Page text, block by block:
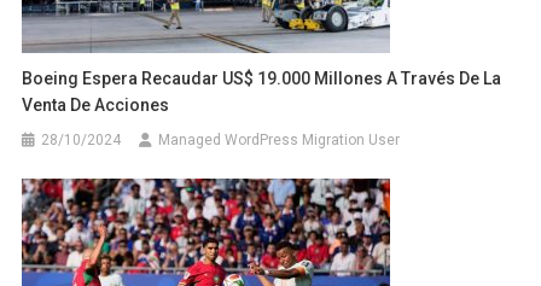
Boeing Espera Recaudar US$ 19.000 Millones A Través De La
Venta De Acciones
28/10/2024 Managed WordPress Migration User